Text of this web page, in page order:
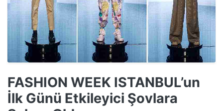
FASHION WEEK ISTANBUL’un
İlk Günü Etkileyici Şovlara